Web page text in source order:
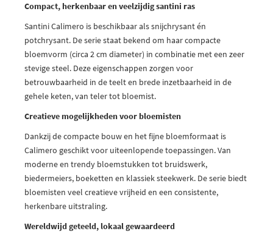
Compact, herkenbaar en veelzijdig santini ras
Santini Calimero is beschikbaar als snijchrysant én
potchrysant. De serie staat bekend om haar compacte
bloemvorm (circa 2 cm diameter) in combinatie met een zeer
stevige steel. Deze eigenschappen zorgen voor
betrouwbaarheid in de teelt en brede inzetbaarheid in de
gehele keten, van teler tot bloemist.
Creatieve mogelijkheden voor bloemisten
Dankzij de compacte bouw en het fijne bloemformaat is
Calimero geschikt voor uiteenlopende toepassingen. Van
moderne en trendy bloemstukken tot bruidswerk,
biedermeiers, boeketten en klassiek steekwerk. De serie biedt
bloemisten veel creatieve vrijheid en een consistente,
herkenbare uitstraling.
Wereldwijd geteeld, lokaal gewaardeerd